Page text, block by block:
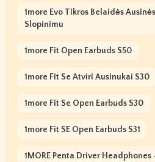
1more Evo Tikros Belaidės
Slopinimu
1more Fit Open Earbuds S50
1more Fit Se Atviri Ausinukai S30
1more Fit Se Open Earbuds S30
1more Fit SE Open Earbuds S31
1MORE Penta Driver Headphones